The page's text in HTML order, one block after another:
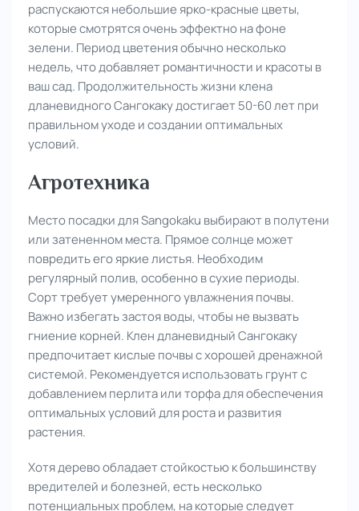
распускаются небольшие ярко-красные цветы,
которые смотрятся очень эффектно на фоне
зелени. Период цветения обычно несколько
недель, что добавляет романтичности и красоты в
ваш сад. Продолжительность жизни клена
дланевидного Сангокаку достигает 50-60 лет при
правильном уходе и создании оптимальных
условий.
Агротехника
Место посадки для Sangokaku выбирают в полутени
или затененном места. Прямое солнце может
повредить его яркие листья. Необходим
регулярный полив, особенно в сухие периоды.
Сорт требует умеренного увлажнения почвы.
Важно избегать застоя воды, чтобы не вызвать
гниение корней. Клен дланевидный Сангокаку
предпочитает кислые почвы с хорошей дренажной
системой. Рекомендуется использовать грунт с
добавлением перлита или торфа для обеспечения
оптимальных условий для роста и развития
растения.
Хотя дерево обладает стойкостью к большинству
вредителей и болезней, есть несколько
потенциальных проблем, на которые следует